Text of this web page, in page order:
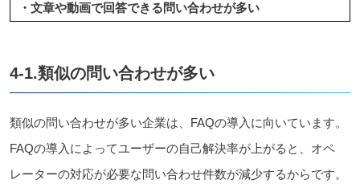
・文章や動画で回答できる問い合わせが多い
4-1.類似の問い合わせが多い
類似の問い合わせが多い企業は、FAQの導入に向いています。
FAQの導入によってユーザーの自己解決率が上がると、オペ
レーターの対応が必要な問い合わせ件数が減少するからです。